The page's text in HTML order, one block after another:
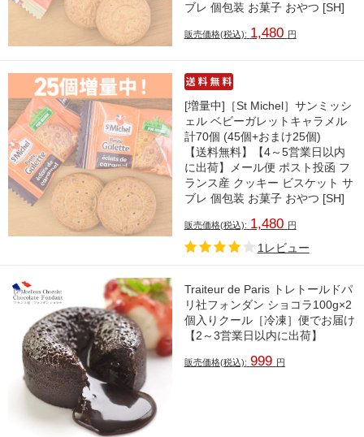
ブレ 個包装 お菓子 おやつ [SH]
販売価格(税込): 1,480 円
[増量中]［St Michel］サンミッシ
ェル ベビーガレットキャラメル
計70個 (45個+おまけ25個)
【送料無料】【4～5営業日以内
に出荷】メール便 ポスト投函 フ
ランス産 クッキー ビスケット サ
ブレ 個包装 お菓子 おやつ [SH]
販売価格(税込): 1,480 円
1レビュー
Traiteur de Paris トレトールドパ
リ社フォンダン ショコラ100g×2
個入りクール［冷凍］便でお届け
【2～3営業日以内に出荷】
販売価格(税込): 999 円